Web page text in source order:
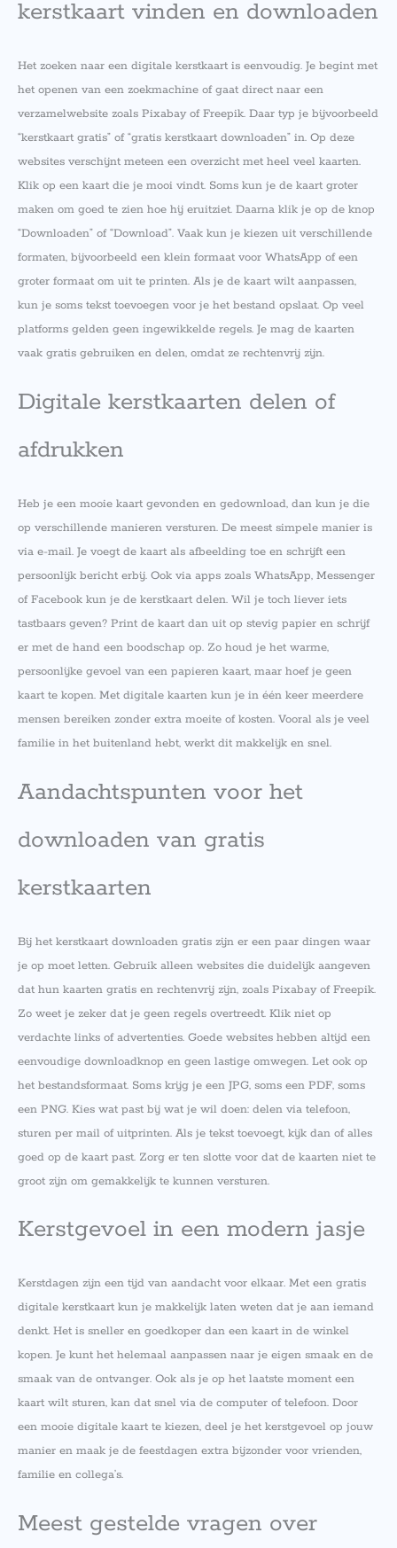
kerstkaart vinden en downloaden
Het zoeken naar een digitale kerstkaart is eenvoudig. Je begint met
het openen van een zoekmachine of gaat direct naar een
verzamelwebsite zoals Pixabay of Freepik. Daar typ je bijvoorbeeld
“kerstkaart gratis” of “gratis kerstkaart downloaden” in. Op deze
websites verschijnt meteen een overzicht met heel veel kaarten.
Klik op een kaart die je mooi vindt. Soms kun je de kaart groter
maken om goed te zien hoe hij eruitziet. Daarna klik je op de knop
“Downloaden” of “Download”. Vaak kun je kiezen uit verschillende
formaten, bijvoorbeeld een klein formaat voor WhatsApp of een
groter formaat om uit te printen. Als je de kaart wilt aanpassen,
kun je soms tekst toevoegen voor je het bestand opslaat. Op veel
platforms gelden geen ingewikkelde regels. Je mag de kaarten
vaak gratis gebruiken en delen, omdat ze rechtenvrij zijn.
Digitale kerstkaarten delen of
afdrukken
Heb je een mooie kaart gevonden en gedownload, dan kun je die
op verschillende manieren versturen. De meest simpele manier is
via e-mail. Je voegt de kaart als afbeelding toe en schrijft een
persoonlijk bericht erbij. Ook via apps zoals WhatsApp, Messenger
of Facebook kun je de kerstkaart delen. Wil je toch liever iets
tastbaars geven? Print de kaart dan uit op stevig papier en schrijf
er met de hand een boodschap op. Zo houd je het warme,
persoonlijke gevoel van een papieren kaart, maar hoef je geen
kaart te kopen. Met digitale kaarten kun je in één keer meerdere
mensen bereiken zonder extra moeite of kosten. Vooral als je veel
familie in het buitenland hebt, werkt dit makkelijk en snel.
Aandachtspunten voor het
downloaden van gratis
kerstkaarten
Bij het kerstkaart downloaden gratis zijn er een paar dingen waar
je op moet letten. Gebruik alleen websites die duidelijk aangeven
dat hun kaarten gratis en rechtenvrij zijn, zoals Pixabay of Freepik.
Zo weet je zeker dat je geen regels overtreedt. Klik niet op
verdachte links of advertenties. Goede websites hebben altijd een
eenvoudige downloadknop en geen lastige omwegen. Let ook op
het bestandsformaat. Soms krijg je een JPG, soms een PDF, soms
een PNG. Kies wat past bij wat je wil doen: delen via telefoon,
sturen per mail of uitprinten. Als je tekst toevoegt, kijk dan of alles
goed op de kaart past. Zorg er ten slotte voor dat de kaarten niet te
groot zijn om gemakkelijk te kunnen versturen.
Kerstgevoel in een modern jasje
Kerstdagen zijn een tijd van aandacht voor elkaar. Met een gratis
digitale kerstkaart kun je makkelijk laten weten dat je aan iemand
denkt. Het is sneller en goedkoper dan een kaart in de winkel
kopen. Je kunt het helemaal aanpassen naar je eigen smaak en de
smaak van de ontvanger. Ook als je op het laatste moment een
kaart wilt sturen, kan dat snel via de computer of telefoon. Door
een mooie digitale kaart te kiezen, deel je het kerstgevoel op jouw
manier en maak je de feestdagen extra bijzonder voor vrienden,
familie en collega’s.
Meest gestelde vragen over